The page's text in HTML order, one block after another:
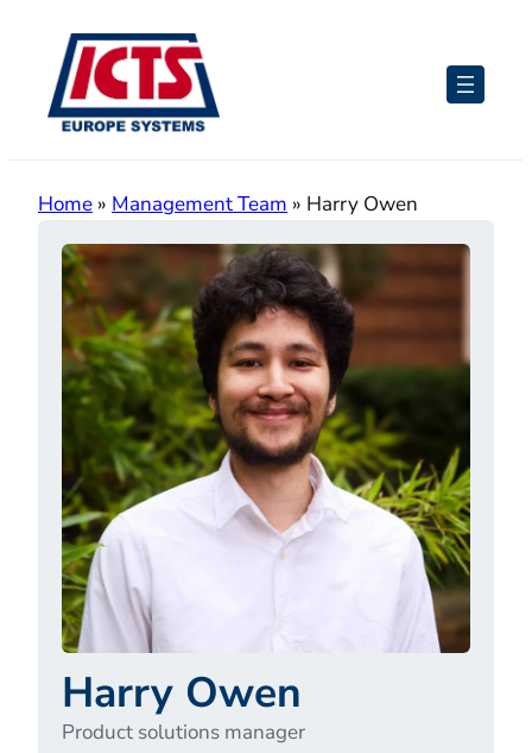
inhoud
Home » Management Team » Harry Owen
Harry Owen
Product solutions manager